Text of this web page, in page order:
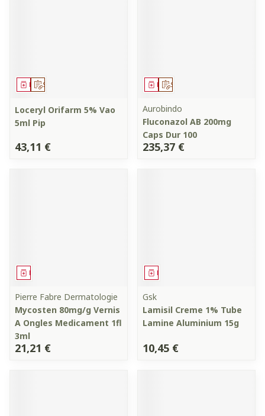
Sur prescription
Médicament
Loceryl Orifarm 5% Vao
5ml Pip
43,11 €
Sur prescription
Médicament
Aurobindo
Fluconazol AB 200mg
Caps Dur 100
235,37 €
Médicament
Pierre Fabre Dermatologie
Mycosten 80mg/g Vernis
A Ongles Medicament 1fl
3ml
21,21 €
Médicament
Gsk
Lamisil Creme 1% Tube
Lamine Aluminium 15g
10,45 €